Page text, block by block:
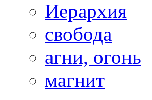
Иерархия
свобода
агни, огонь
магнит